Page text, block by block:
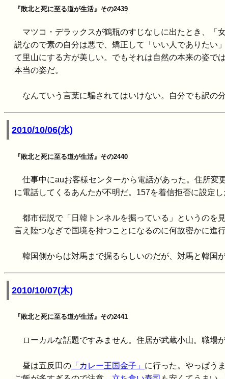
『敗北と死に至る道が生活』その2439
マツコ・デラックスが鶴瓶のすじなしに出たとき、「
説なので素の自分は悪で、矯正して「いい人でありたい
て里山にする方が美しい。でもそれは自然の本来の姿で
本当の姿だ。
なんていう言葉に騙されてはいけない。自分でも訳の
2010/10/06(水)
『敗北と死に至る道が生活』その2440
仕事中にauお客様センターから電話があった。住所変
に電話してくるあんたが不明だ。157を着信拒否に設定
都市伝説で「日韓トンネルを掘っている」というのを
言え陸つなぎで国境を持つことになるのに何故密かに進
韓国側からは対馬まで掘るらしいのだが、対馬と韓国
2010/10/07(木)
『敗北と死に至る道が生活』その2441
ローカルな話題ですみません。住居が武蔵小山。職場
昼は五反田の 「カレー王国金子」 に行った。やっぱう